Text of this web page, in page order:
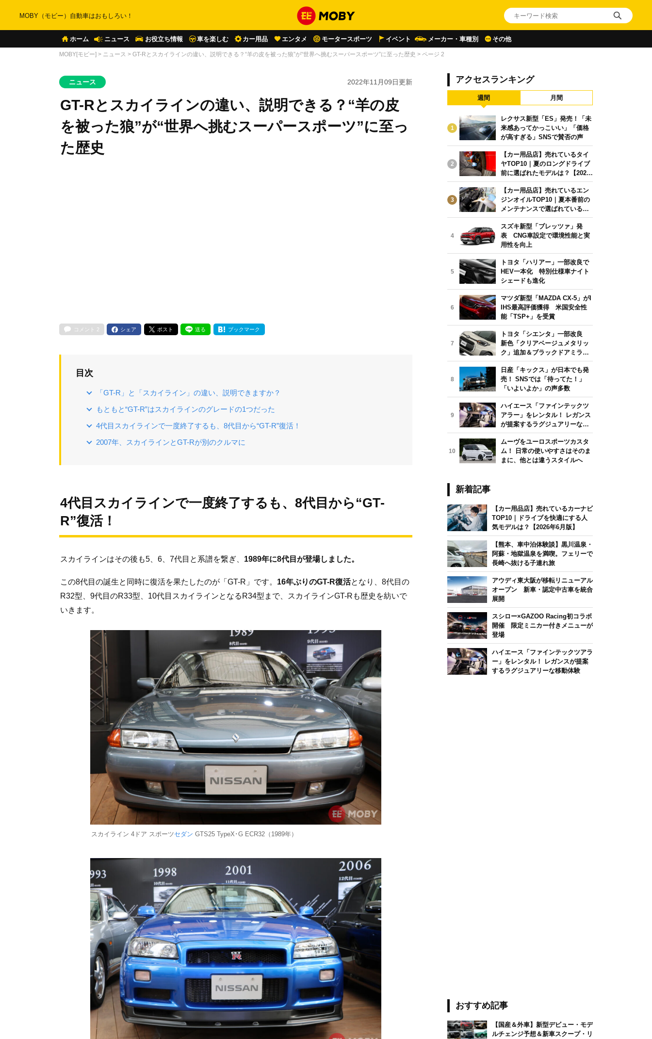
MOBY（モビー）自動車はおもしろい！
ホーム ニュース お役立ち情報 車を楽しむ カー用品 エンタメ モータースポーツ イベント メーカー・車種別 その他
MOBY[モビー] > ニュース > GT-Rとスカイラインの違い、説明できる？“羊の皮を被った狼”が“世界へ挑むスーパースポーツ”に至った歴史 > ページ 2
ニュース 2022年11月09日更新
GT-Rとスカイラインの違い、説明できる？“羊の皮
を被った狼”が“世界へ挑むスーパースポーツ”に至っ
た歴史
コメント 2 シェア ポスト 送る ブックマーク
目次
「GT-R」と「スカイライン」の違い、説明できますか？
もともと“GT-R”はスカイラインのグレードの1つだった
4代目スカイラインで一度終了するも、8代目から“GT-R”復活！
2007年、スカイラインとGT-Rが別のクルマに
4代目スカイラインで一度終了するも、8代目から“GT-
R”復活！
スカイラインはその後も5、6、7代目と系譜を繋ぎ、 1989年に8代目が登場しました。
この8代目の誕生と同時に復活を果たしたのが「GT-R」です。 16年ぶりのGT-R復活となり、8代目の
R32型、9代目のR33型、10代目スカイラインとなるR34型まで、スカイラインGT-Rも歴史を紡いで
いきます。
スカイライン 4ドア スポーツセダン GTS25 TypeX･G ECR32（1989年）
アクセスランキング
週間 月間
1
レクサス新型「ES」発売！「未
来感あってかっこいい」「価格
が高すぎる」SNSで賛否の声
2
【カー用品店】売れているタイ
ヤTOP10｜夏のロングドライブ
前に選ばれたモデルは？【2026
年6月版】
3
【カー用品店】売れているエン
ジンオイルTOP10｜夏本番前の
メンテナンスで選ばれている人
気モデルは？【2026年6月版】
4
スズキ新型「ブレッツァ」発
表 CNG車設定で環境性能と実
用性を向上
5
トヨタ「ハリアー」一部改良で
HEV一本化 特別仕様車ナイト
シェードも進化
6
マツダ新型「MAZDA CX-5」がI
IHS最高評価獲得 米国安全性
能「TSP+」を受賞
7
トヨタ「シエンタ」一部改良
新色「クリアベージュメタリッ
ク」追加＆ブラックドアミラー
採用
8
日産「キックス」が日本でも発
売！ SNSでは「待ってた！」
「いよいよか」の声多数
9
ハイエース「ファインテックツ
アラー」をレンタル！ レガンス
が提案するラグジュアリーな移
動体験
10
ムーヴをユーロスポーツカスタ
ム！ 日常の使いやすさはそのま
まに、他とは違うスタイルへ
新着記事
【カー用品店】売れているカーナビ
TOP10｜ドライブを快適にする人
気モデルは？【2026年6月版】
【熊本、車中泊体験談】黒川温泉・
阿蘇・地獄温泉を満喫。フェリーで
長崎へ抜ける子連れ旅
アウディ東大阪が移転リニューアル
オープン 新車・認定中古車を統合
展開
スシロー×GAZOO Racing初コラボ
開催 限定ミニカー付きメニューが
登場
ハイエース「ファインテックツアラ
ー」をレンタル！ レガンスが提案
するラグジュアリーな移動体験
おすすめ記事
【国産＆外車】新型デビュー・モデ
ルチェンジ予想＆新車スクープ・リ